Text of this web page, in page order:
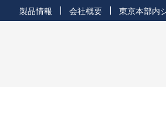
製品情報 会社概要 東京本部内